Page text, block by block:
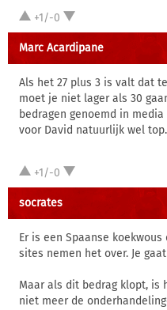
+1/-0
Marc Acardipane
Als het 27 plus 3 is valt dat
moet je niet lager als 30
bedragen genoemd in
voor David natuurlijk wel top.
+1/-0
socrates
Er is een Spaanse
sites nemen het over. Je
Maar als dit bedrag klopt, is
niet meer de